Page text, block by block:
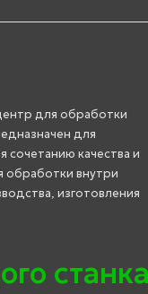
для обработки
для
сочетанию качества и
обработки внутри
изготовления